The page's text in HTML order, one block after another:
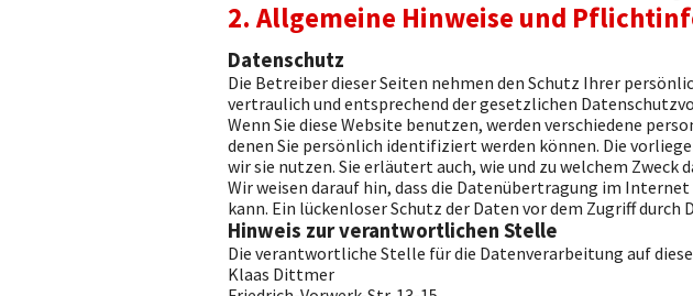
2. Allgemeine Hinweise und
Datenschutz
Die Betreiber dieser Seiten nehmen den Schutz Ihrer
vertraulich und entsprechend der gesetzlichen
Wenn Sie diese Website benutzen, werden verschiedene
denen Sie persönlich identifiziert werden können. Die
wir sie nutzen. Sie erläutert auch, wie und zu welchem Zweck
Wir weisen darauf hin, dass die Datenübertragung im
kann. Ein lückenloser Schutz der Daten vor dem Zugriff
Hinweis zur verantwortlichen Stelle
Die verantwortliche Stelle für die Datenverarbeitung auf
Klaas Dittmer